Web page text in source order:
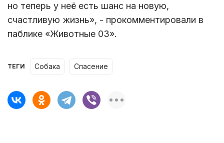
но теперь у неё есть шанс на новую,
счастливую жизнь», - прокомментировали в
паблике «Животные 03».
ТЕГИ собака спасение